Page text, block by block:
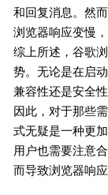
和回复消息。然
浏览器响应变慢
综上所述，谷歌
势。无论是在启
兼容性还是安全
因此，对于那些
式无疑是一种更
用户也需要注意
而导致浏览器响